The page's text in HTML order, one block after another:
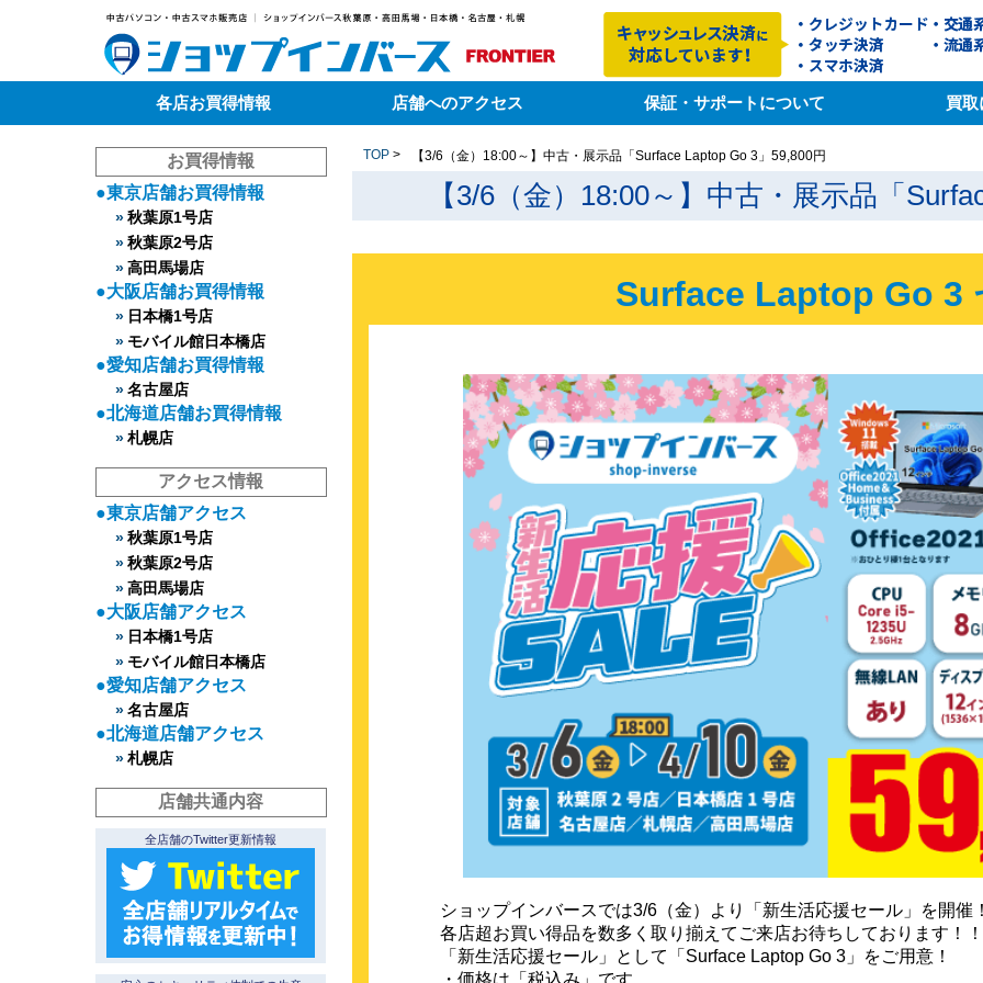
各店お買得情報 店舗へのアクセス 保証・サポートについて 買取
お買得情報
東京店舗お買得情報
秋葉原1号店
秋葉原2号店
高田馬場店
大阪店舗お買得情報
日本橋1号店
モバイル館日本橋店
愛知店舗お買得情報
名古屋店
北海道店舗お買得情報
札幌店
アクセス情報
東京店舗アクセス
秋葉原1号店
秋葉原2号店
高田馬場店
大阪店舗アクセス
日本橋1号店
モバイル館日本橋店
愛知店舗アクセス
名古屋店
北海道店舗アクセス
札幌店
店舗共通内容
全店舗のTwitter更新情報
TOP > 【3/6（金）18:00～】中古・展示品「Surface Laptop Go 3」59,800円
【3/6（金）18:00～】中古・展示品「
Surface Laptop Go 3
ショップインバースでは3/6（金）より「新生活応援セール」を開催
各店超お買い得品を数多く取り揃えてご来店お待ちしております！
「新生活応援セール」として「Surface Laptop Go 3」をご用意！
・価格は「税込み」です